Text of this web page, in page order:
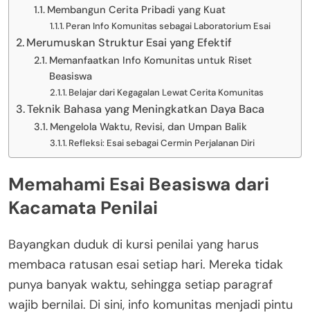
Membangun Cerita Pribadi yang Kuat
Peran Info Komunitas sebagai Laboratorium Esai
Merumuskan Struktur Esai yang Efektif
Memanfaatkan Info Komunitas untuk Riset
Beasiswa
Belajar dari Kegagalan Lewat Cerita Komunitas
Teknik Bahasa yang Meningkatkan Daya Baca
Mengelola Waktu, Revisi, dan Umpan Balik
Refleksi: Esai sebagai Cermin Perjalanan Diri
Memahami Esai Beasiswa dari
Kacamata Penilai
Bayangkan duduk di kursi penilai yang harus
membaca ratusan esai setiap hari. Mereka tidak
punya banyak waktu, sehingga setiap paragraf
wajib bernilai. Di sini, info komunitas menjadi pintu